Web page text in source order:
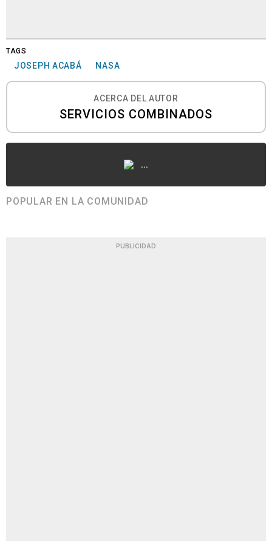
TAGS
JOSEPH ACABÁ NASA
ACERCA DEL AUTOR
SERVICIOS COMBINADOS
...
POPULAR EN LA COMUNIDAD
PUBLICIDAD